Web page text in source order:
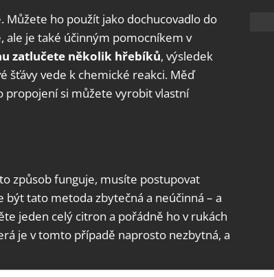
ho použít jako dochucovadlo do
ale je také účinným pomocníkem v
zatlučete několik hřebíků, výsledek
šťávy vede k chemické reakci. Měď
propojení si můžete vyrobit vlastní
způsob funguje, musíte postupovat
tato metoda zbytečná a neúčinná – a
jeden celý citron a pořádně ho v rukách
je v tomto případě naprosto nezbytná, a